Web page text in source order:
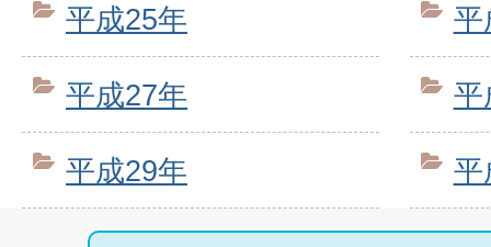
平成25年 平
平成27年 平
平成29年 平